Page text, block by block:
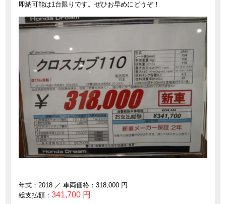
即納可能は1台限りです。ぜひお早めにどうぞ！
年式：2018 ／ 車両価格：318,000 円
総支払額： 341,700 円